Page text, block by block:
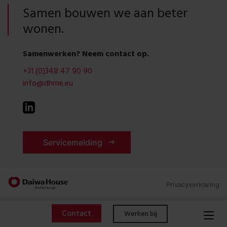
Samen bouwen we aan beter
wonen.
Samenwerken? Neem contact op.
+31 (0)348 47 90 90
info@dhme.eu
Servicemelding
Privacyverklaring
Contact Werken bij